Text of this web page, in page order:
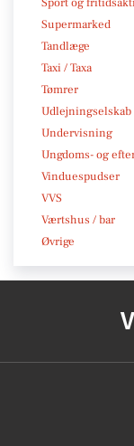
Supermarked
Tandlæge
Taxi / Taxa
Tømrer
Udlejningselskab
Undervisning
Ungdoms- og
Vinduespudser
VVS
Værtshus / bar
Øvrige